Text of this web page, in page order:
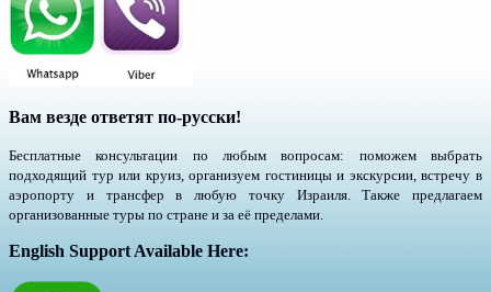
Вам везде ответят по-русски!
Бесплатные консультации по любым вопросам: поможем выбрать
подходящий тур или круиз, организуем гостиницы и экскурсии, встречу в
аэропорту и трансфер в любую точку Израиля. Также предлагаем
организованные туры по стране и за её пределами.
English Support Available Here: